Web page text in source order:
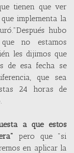
tienen que ver
implementa la
hubo
no estamos
les dijimos que
de esa fecha se
que sea
24 horas de
a que estos
pero que "si
en aplicar la